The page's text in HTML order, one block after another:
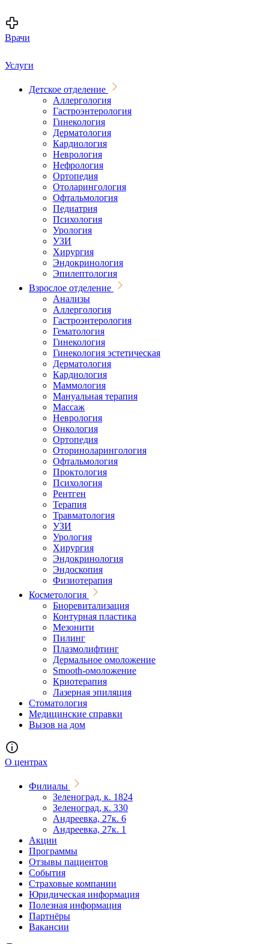
Врачи
Услуги
Детское отделение
Аллергология
Гастроэнтерология
Гинекология
Дерматология
Кардиология
Неврология
Нефрология
Ортопедия
Отоларингология
Офтальмология
Педиатрия
Психология
Урология
УЗИ
Хирургия
Эндокринология
Эпилептология
Взрослое отделение
Анализы
Аллергология
Гастроэнтерология
Гематология
Гинекология
Гинекология эстетическая
Дерматология
Кардиология
Маммология
Мануальная терапия
Массаж
Неврология
Онкология
Ортопедия
Оториноларингология
Офтальмология
Проктология
Психология
Рентген
Терапия
Травматология
УЗИ
Урология
Хирургия
Эндокринология
Эндоскопия
Физиотерапия
Косметология
Биоревитализация
Контурная пластика
Мезонити
Пилинг
Плазмолифтинг
Дермальное омоложение
Smooth-омоложение
Криотерапия
Лазерная эпиляция
Стоматология
Медицинские справки
Вызов на дом
О центрах
Филиалы
Зеленоград, к. 1824
Зеленоград, к. 330
Андреевка, 27к. 6
Андреевка, 27к. 1
Акции
Программы
Отзывы пациентов
События
Страховые компании
Юридическая информация
Полезная информация
Партнёры
Вакансии